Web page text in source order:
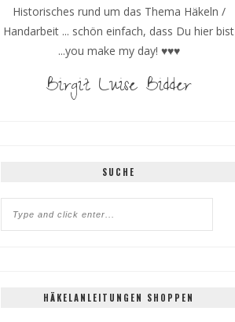
Historisches rund um das Thema Häkeln /
Handarbeit ... schön einfach, dass Du hier bist
...you make my day! ♥♥♥
Birgit Luise Bidder
SUCHE
HÄKELANLEITUNGEN SHOPPEN